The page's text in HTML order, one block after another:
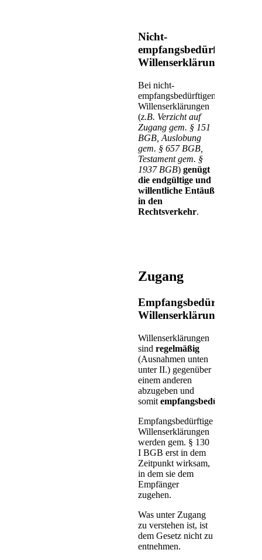
Nicht-
empfangsbedürftige
Willenserklärungen
Bei nicht-
empfangsbedürftigen
Willenserklärungen
(z.B. Verzicht auf
Zugang gem. § 151
BGB, Auslobung
gem. § 657 BGB,
Testament gem. §
1937 BGB) genügt
die endgültige und
willentliche Entäußerung
in den
Rechtsverkehr.
Zugang
Empfangsbedürftige
Willenserklärungen
Willenserklärungen
sind regelmäßig
(Ausnahmen unten
unter II.) gegenüber
einem anderen
abzugeben und
somit empfangsbedürftig
Empfangsbedürftige
Willenserklärungen
werden gem. § 130
I BGB erst in dem
Zeitpunkt wirksam,
in dem sie dem
Empfänger
zugehen.
Was unter Zugang
zu verstehen ist, ist
dem Gesetz nicht zu
entnehmen.